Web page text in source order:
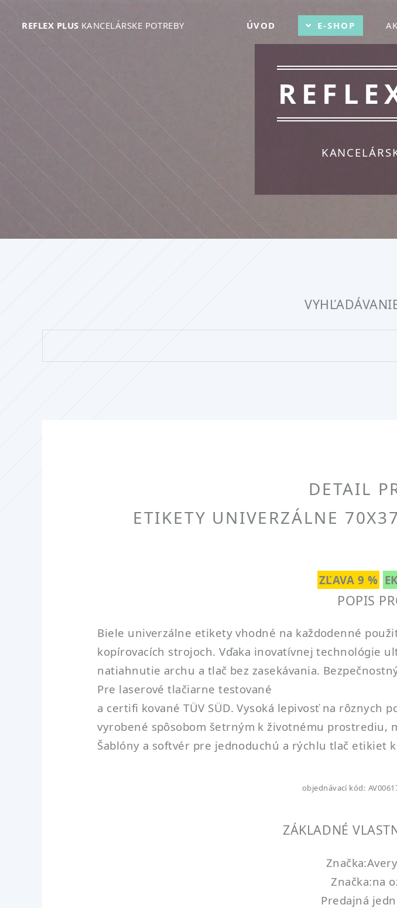
REFLEX PLUS KANCELÁRSKE POTREBY ÚVOD E-SHOP
DETAIL
ETIKETY UNIVERZÁLNE
ZĽAVA 9 %
POPIS
Biele univerzálne etikety vhodné na každodenné
kopírovacích strojoch. Vďaka inovatívnej technológie
natiahnutie archu a tlač bez zasekávania.
Pre laserové tlačiarne testované
a certifi kované TÜV SÜD. Vysoká lepivosť na rôznych
vyrobené spôsobom šetrným k životnému prostrediu,
Šablóny a softvér pre jednoduchú a rýchlu tlač etikiet
objednávací kód:
ZÁKLADNÉ
Značka:na
Predajná